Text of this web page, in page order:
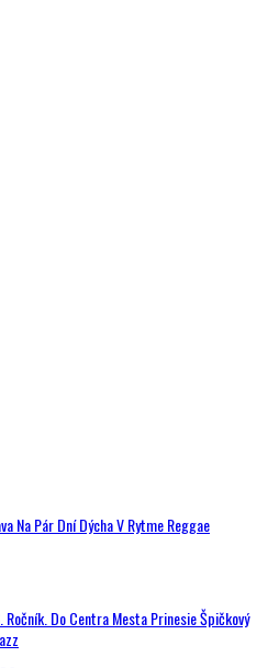
Na Pár Dní Dýcha V Rytme Reggae
Ročník. Do Centra Mesta Prinesie Špičkový